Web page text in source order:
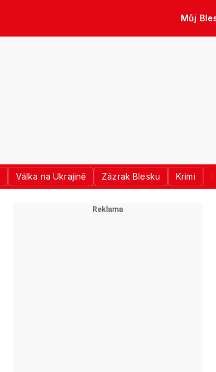
Můj
Válka na Ukrajině Zázrak Blesku Krimi